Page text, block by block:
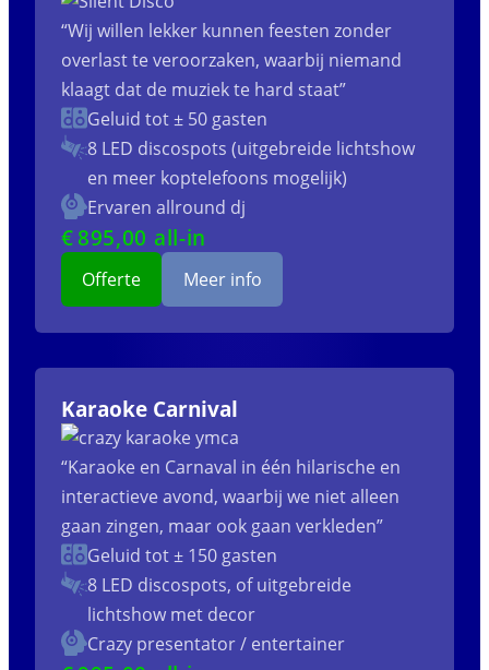
“Wij willen lekker kunnen feesten zonder
overlast te veroorzaken, waarbij niemand
klaagt dat de muziek te hard staat”
Geluid tot ± 50 gasten
8 LED discospots (uitgebreide lichtshow
en meer koptelefoons mogelijk)
Ervaren allround dj
€895,00 all-in
Offerte Meer info
Karaoke Carnival
“Karaoke en Carnaval in één hilarische en
interactieve avond, waarbij we niet alleen
gaan zingen, maar ook gaan verkleden”
Geluid tot ± 150 gasten
8 LED discospots, of uitgebreide
lichtshow met decor
Crazy presentator / entertainer